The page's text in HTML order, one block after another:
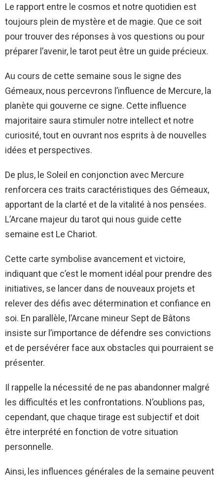
Le rapport entre le cosmos et notre quotidien est
toujours plein de mystère et de magie. Que ce soit
pour trouver des réponses à vos questions ou pour
préparer l’avenir, le tarot peut être un guide précieux.
Au cours de cette semaine sous le signe des
Gémeaux, nous percevrons l’influence de Mercure, la
planète qui gouverne ce signe. Cette influence
majoritaire saura stimuler notre intellect et notre
curiosité, tout en ouvrant nos esprits à de nouvelles
idées et perspectives.
De plus, le Soleil en conjonction avec Mercure
renforcera ces traits caractéristiques des Gémeaux,
apportant de la clarté et de la vitalité à nos pensées.
L’Arcane majeur du tarot qui nous guide cette
semaine est Le Chariot.
Cette carte symbolise avancement et victoire,
indiquant que c’est le moment idéal pour prendre des
initiatives, se lancer dans de nouveaux projets et
relever des défis avec détermination et confiance en
soi. En parallèle, l’Arcane mineur Sept de Bâtons
insiste sur l’importance de défendre ses convictions
et de persévérer face aux obstacles qui pourraient se
présenter.
Il rappelle la nécessité de ne pas abandonner malgré
les difficultés et les confrontations. N’oublions pas,
cependant, que chaque tirage est subjectif et doit
être interprété en fonction de votre situation
personnelle.
Ainsi, les influences générales de la semaine peuvent